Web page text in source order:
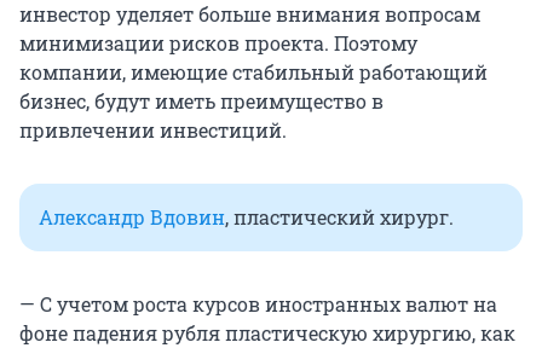
инвестор уделяет больше внимания вопросам
минимизации рисков проекта. Поэтому
компании, имеющие стабильный работающий
бизнес, будут иметь преимущество в
привлечении инвестиций.
Александр Вдовин, пластический хирург.
— С учетом роста курсов иностранных валют на
фоне падения рубля пластическую хирургию, как